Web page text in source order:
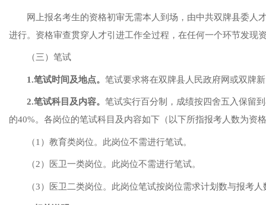
网上报名考生的资格初审无需本人到场，由中共双牌县委人
进行。 资格审查贯穿人才引进工作全过程，在任何一个环节发现
（三）笔试
1.笔试时间及地点。 笔试要求将在双牌县人民政府网或双牌
2.笔试科目及内容。 笔试实行百分制，成绩按四舍五入保留
的40%。各岗位的笔试科目及内容如下（以下所指报考人数为资
（1）教育类岗位。此岗位不需进行笔试。
（2）医卫一类岗位。此岗位不需进行笔试。
（3）医卫二类岗位。此岗位笔试按岗位需求计划数与报考人